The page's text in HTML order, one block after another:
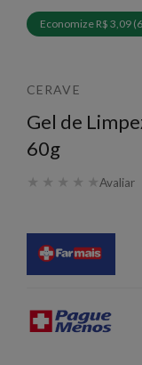
Economize R$ 3,09
CERAVE
Gel de
60g
★ ★ ★ ★ ★Avaliar